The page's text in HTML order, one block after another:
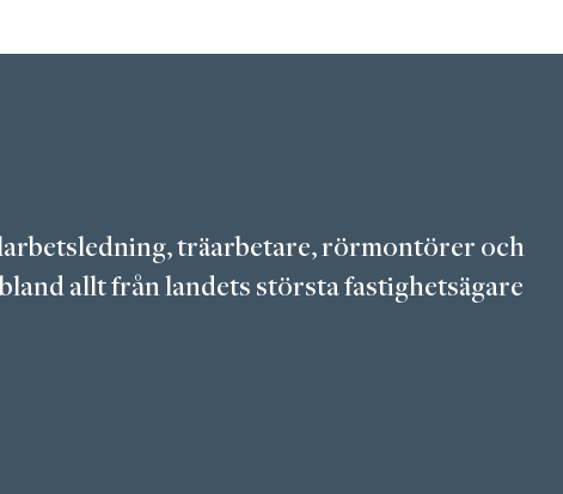
träarbetare, rörmontörer och
allt från landets största fastighetsägare